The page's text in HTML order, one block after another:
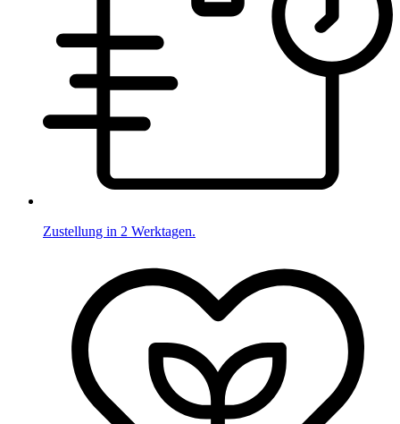
Zustellung in 2 Werktagen.